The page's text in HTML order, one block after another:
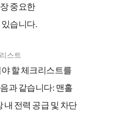
중요한
습니다.
스트
할 체크리스트를
과 같습니다: 맨홀
내 전력 공급 및 차단